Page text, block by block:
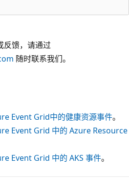
反馈，请通过
随时联系我们。
Event Grid中的健康资源事件。
Event Grid 中的 Azure Resource
Event Grid 中的 AKS 事件。